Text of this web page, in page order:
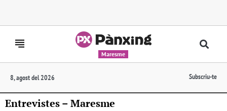
Maresme
8, agost del 2026 Subscriu-te
Entrevistes – Maresme